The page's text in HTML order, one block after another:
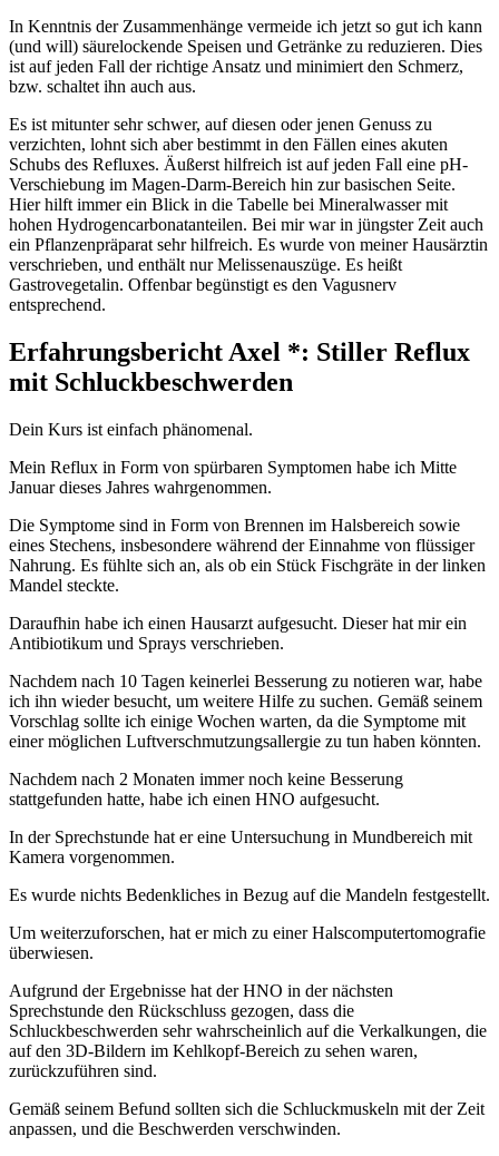
In Kenntnis der Zusammenhänge vermeide ich jetzt so gut ich kann
(und will) säurelockende Speisen und Getränke zu reduzieren. Dies
ist auf jeden Fall der richtige Ansatz und minimiert den Schmerz,
bzw. schaltet ihn auch aus.
Es ist mitunter sehr schwer, auf diesen oder jenen Genuss zu
verzichten, lohnt sich aber bestimmt in den Fällen eines akuten
Schubs des Refluxes. Äußerst hilfreich ist auf jeden Fall eine pH-
Verschiebung im Magen-Darm-Bereich hin zur basischen Seite.
Hier hilft immer ein Blick in die Tabelle bei Mineralwasser mit
hohen Hydrogencarbonatanteilen. Bei mir war in jüngster Zeit auch
ein Pflanzenpräparat sehr hilfreich. Es wurde von meiner Hausärztin
verschrieben, und enthält nur Melissenauszüge. Es heißt
Gastrovegetalin. Offenbar begünstigt es den Vagusnerv
entsprechend.
Erfahrungsbericht Axel *: Stiller Reflux
mit Schluckbeschwerden
Dein Kurs ist einfach phänomenal.
Mein Reflux in Form von spürbaren Symptomen habe ich Mitte
Januar dieses Jahres wahrgenommen.
Die Symptome sind in Form von Brennen im Halsbereich sowie
eines Stechens, insbesondere während der Einnahme von flüssiger
Nahrung. Es fühlte sich an, als ob ein Stück Fischgräte in der linken
Mandel steckte.
Daraufhin habe ich einen Hausarzt aufgesucht. Dieser hat mir ein
Antibiotikum und Sprays verschrieben.
Nachdem nach 10 Tagen keinerlei Besserung zu notieren war, habe
ich ihn wieder besucht, um weitere Hilfe zu suchen. Gemäß seinem
Vorschlag sollte ich einige Wochen warten, da die Symptome mit
einer möglichen Luftverschmutzungsallergie zu tun haben könnten.
Nachdem nach 2 Monaten immer noch keine Besserung
stattgefunden hatte, habe ich einen HNO aufgesucht.
In der Sprechstunde hat er eine Untersuchung in Mundbereich mit
Kamera vorgenommen.
Es wurde nichts Bedenkliches in Bezug auf die Mandeln festgestellt.
Um weiterzuforschen, hat er mich zu einer Halscomputertomografie
überwiesen.
Aufgrund der Ergebnisse hat der HNO in der nächsten
Sprechstunde den Rückschluss gezogen, dass die
Schluckbeschwerden sehr wahrscheinlich auf die Verkalkungen, die
auf den 3D-Bildern im Kehlkopf-Bereich zu sehen waren,
zurückzuführen sind.
Gemäß seinem Befund sollten sich die Schluckmuskeln mit der Zeit
anpassen, und die Beschwerden verschwinden.